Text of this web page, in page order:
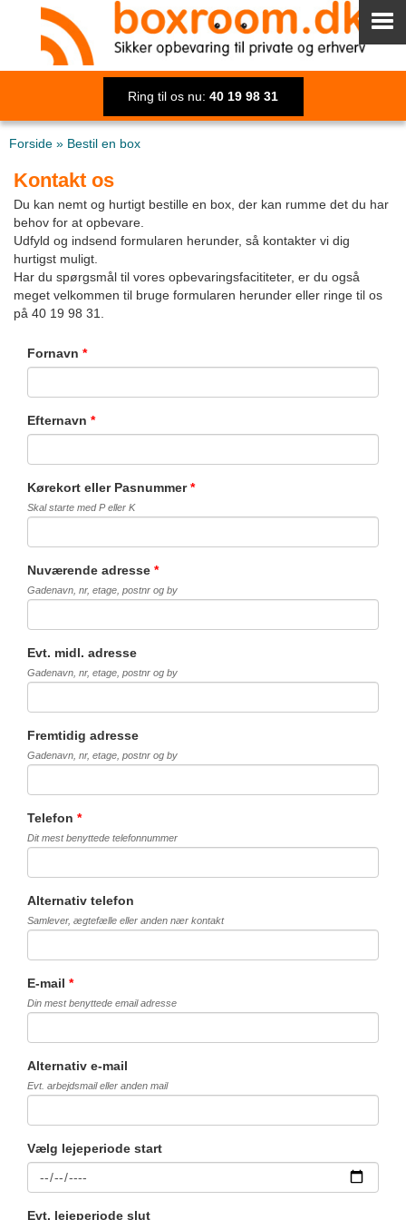
Ring til os nu: 40 19 98 31
Forside » Bestil en box
Kontakt os
Du kan nemt og hurtigt bestille en box, der kan rumme det du har
behov for at opbevare.
Udfyld og indsend formularen herunder, så kontakter vi dig
hurtigst muligt.
Har du spørgsmål til vores opbevaringsfacititeter, er du også
meget velkommen til bruge formularen herunder eller ringe til os
på 40 19 98 31.
Fornavn *
Efternavn *
Kørekort eller Pasnummer*
Skal starte med P eller K
Nuværende adresse *
Gadenavn, nr, etage, postnr og by
Evt. midl. adresse
Gadenavn, nr, etage, postnr og by
Fremtidig adresse
Gadenavn, nr, etage, postnr og by
Telefon *
Dit mest benyttede telefonnummer
Alternativ telefon
Samlever, ægtefælle eller anden nær kontakt
E-mail *
Din mest benyttede email adresse
Alternativ e-mail
Evt. arbejdsmail eller anden mail
Vælg lejeperiode start
Evt. lejeperiode slut